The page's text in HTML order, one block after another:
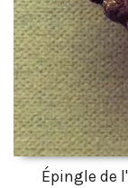
Épingle de